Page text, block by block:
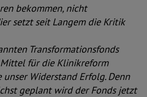
bekommen, nicht
setzt seit Langem die Kritik
Transformationsfonds
für die Klinikreform
Widerstand Erfolg. Denn
geplant wird der Fonds jetzt